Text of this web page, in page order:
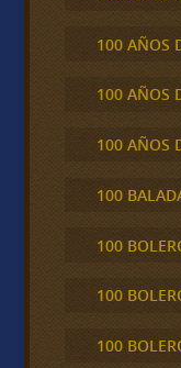
100 AÑOS
100 AÑOS
100 AÑOS
100
100
100
100